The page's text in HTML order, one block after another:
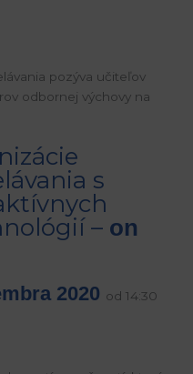
pozýva učiteľov
odbornej výchovy na
s
– on
2020 od 14:30